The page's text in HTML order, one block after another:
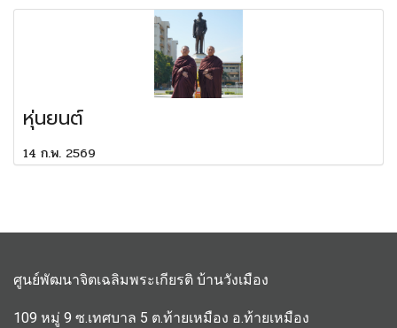
หุ่นยนต์
14 ก.พ. 2569
ศูนย์พัฒนาจิตเฉลิมพระเกียรติ บ้านวังเมือง
109 หมู่ 9 ซ.เทศบาล 5 ต.ท้ายเหมือง อ.ท้ายเหมือง